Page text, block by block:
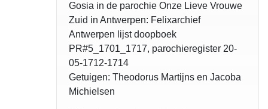
Gosia in de parochie Onze Lieve Vrouwe
Zuid in Antwerpen: Felixarchief
Antwerpen lijst doopboek
PR#5_1701_1717, parochieregister 20-
05-1712-1714
Getuigen: Theodorus Martijns en Jacoba
Michielsen